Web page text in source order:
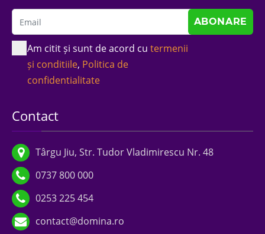
Am citit și sunt de acord cu termenii
și conditiile, Politica de
confidentialitate
Contact
Târgu Jiu, Str. Tudor Vladimirescu Nr. 48
0737 800 000
0253 225 454
contact@domina.ro